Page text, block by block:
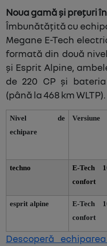
Noua gamă și prețuri
Îmbunătățită cu
Megane E-Tech
formată din două
și Esprit Alpine,
de 220 CP și
(până la 468 km WLTP).
Nivel de
echipare
Versiune
techno
E-Tech
confort
esprit alpine
E-Tech
confort
Descoperă